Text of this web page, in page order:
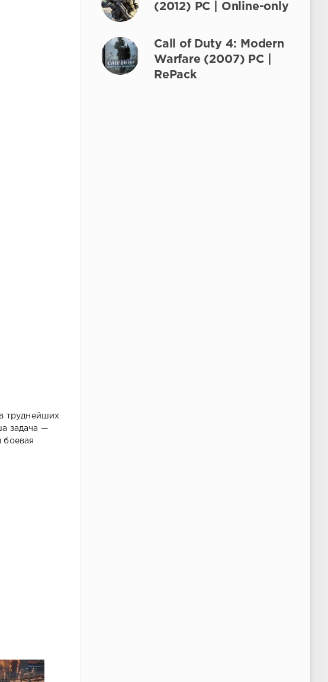
труднейших
задача —
боевая
(2012) PC | Online-only
Call of Duty 4: Modern
Warfare (2007) PC |
RePack